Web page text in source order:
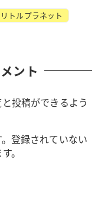
リトルプラネット
ント
投稿ができるよう
登録されていない
。